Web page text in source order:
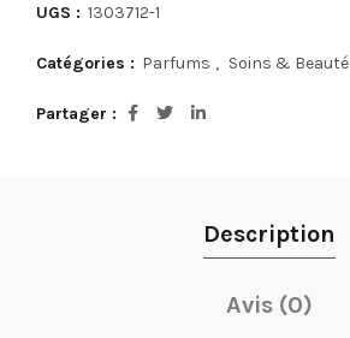
UGS : 1303712-1
Catégories : Parfums , Soins & Beauté
Partager
Description
Avis (0)